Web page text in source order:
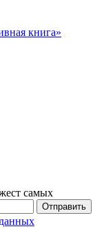
книга»
самых
Отправить